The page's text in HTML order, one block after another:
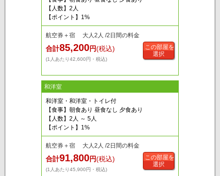
【人数】2人
【ポイント】1%
航空券＋宿 大人2人 /2日間の料金
合計85,200円(税込)
(1人あたり42,600円・税込)
この部屋を
選択
和洋室
和洋室・和洋室・トイレ付
【食事】朝食あり 昼食なし 夕食あり
【人数】2人 ～ 5人
【ポイント】1%
航空券＋宿 大人2人 /2日間の料金
合計91,800円(税込)
(1人あたり45,900円・税込)
この部屋を
選択